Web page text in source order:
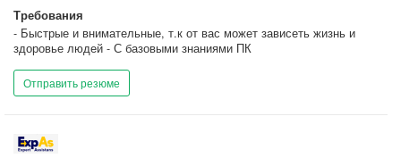
Требования
- Быстрые и внимательные, т.к от вас может зависеть жизнь и
здоровье людей - С базовыми знаниями ПК
Отправить резюме